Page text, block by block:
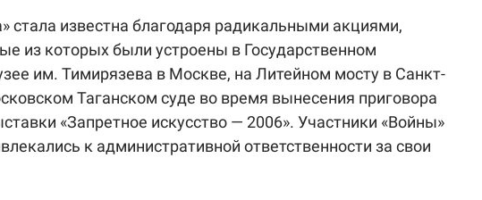
стала известна благодаря радикальными акциями,
из которых были устроены в Государственном
им. Тимирязева в Москве, на Литейном мосту в Санкт-
Таганском суде во время вынесения приговора
«Запретное искусство — 2006». Участники «Войны»
к административной ответственности за свои